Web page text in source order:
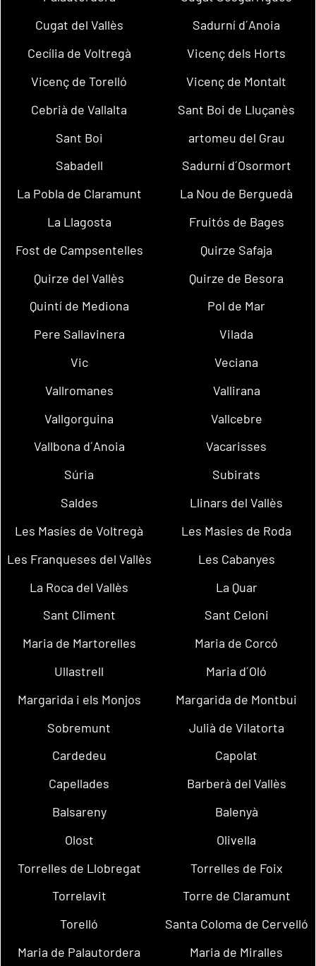
Cugat del Vallès
Sadurní d´Anoia
Cecília de Voltregà
Vicenç dels Horts
Vicenç de Torelló
Vicenç de Montalt
Cebrià de Vallalta
Sant Boi de Lluçanès
Sant Boi
artomeu del Grau
Sabadell
Sadurní d´Osormort
La Pobla de Claramunt
La Nou de Berguedà
La Llagosta
Fruitós de Bages
Fost de Campsentelles
Quirze Safaja
Quirze del Vallès
Quirze de Besora
Quintí de Mediona
Pol de Mar
Pere Sallavinera
Vilada
Vic
Veciana
Vallromanes
Vallirana
Vallgorguina
Vallcebre
Vallbona d´Anoia
Vacarisses
Súria
Subirats
Saldes
Llinars del Vallès
Les Masíes de Voltregà
Les Masies de Roda
Les Franqueses del Vallès
Les Cabanyes
La Roca del Vallès
La Quar
Sant Climent
Sant Celoni
Maria de Martorelles
Maria de Corcó
Ullastrell
Maria d´Oló
Margarida i els Monjos
Margarida de Montbui
Sobremunt
Julià de Vilatorta
Cardedeu
Capolat
Capellades
Barberà del Vallès
Balsareny
Balenyà
Olost
Olivella
Torrelles de Llobregat
Torrelles de Foix
Torrelavit
Torre de Claramunt
Torelló
Santa Coloma de Cervelló
Maria de Palautordera
Maria de Miralles